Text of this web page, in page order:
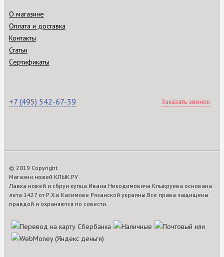
О магазине
Оплата и доставка
Контакты
Статьи
Сертификаты
+7 (495) 542-67-39 Заказать звонок
© 2019 Copyright
Магазин ножей КЛЫК.РУ
Лавка ножей и сбруи купца Ивана Никодимовича Клыкруева основана
лета 1427 от Р.Х.в Касимове Рязанской украины Все права защищены
правдой и охраняются по совести.